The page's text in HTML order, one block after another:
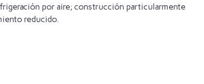
por aire; construcción particularmente
reducido.